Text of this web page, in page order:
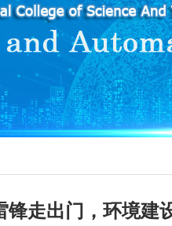
锋走出门，环境建